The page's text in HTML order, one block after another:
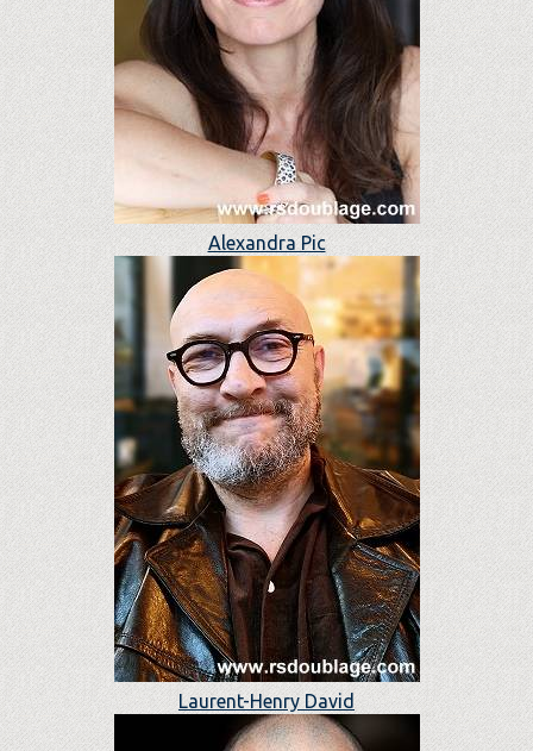
Alexandra Pic
Laurent-Henry David